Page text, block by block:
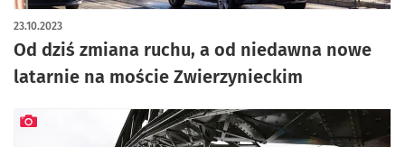
Od dziś zmiana ruchu, a od niedawna nowe
latarnie na moście Zwierzynieckim
23.10.2023
artykuł z galerią zdjęć